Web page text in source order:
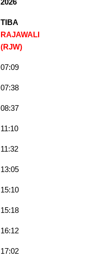
2026
TIBA
RAJAWALI
(RJW)
07:09
07:38
08:37
11:10
11:32
13:05
15:10
15:18
16:12
17:02